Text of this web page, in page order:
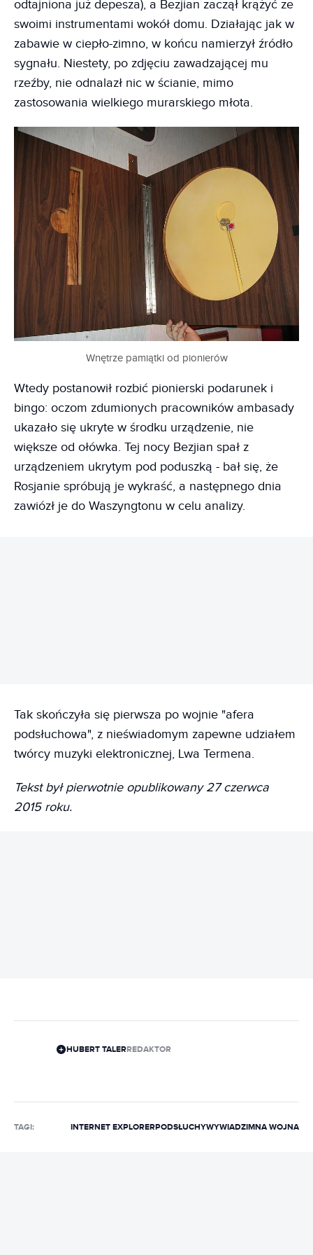
odtajniona już depesza), a Bezjian zaczął krążyć ze
swoimi instrumentami wokół domu. Działając jak w
zabawie w ciepło-zimno, w końcu namierzył źródło
sygnału. Niestety, po zdjęciu zawadzającej mu
rzeźby, nie odnalazł nic w ścianie, mimo
zastosowania wielkiego murarskiego młota.
Wnętrze pamiątki od pionierów
Wtedy postanowił rozbić pionierski podarunek i
bingo: oczom zdumionych pracowników ambasady
ukazało się ukryte w środku urządzenie, nie
większe od ołówka. Tej nocy Bezjian spał z
urządzeniem ukrytym pod poduszką - bał się, że
Rosjanie spróbują je wykraść, a następnego dnia
zawiózł je do Waszyngtonu w celu analizy.
Tak skończyła się pierwsza po wojnie "afera
podsłuchowa", z nieświadomym zapewne udziałem
twórcy muzyki elektronicznej, Lwa Termena.
Tekst był pierwotnie opublikowany 27 czerwca
2015 roku.
HUBERT TALERREDAKTOR
TAGI: INTERNET EXPLORERPODSŁUCHYWYWIADZIMNA WOJNA